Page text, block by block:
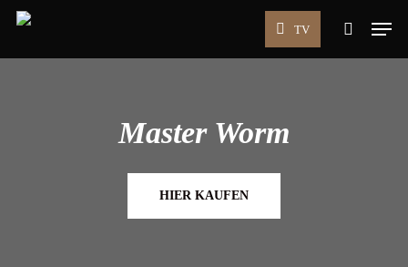
Skip
TV
search
Menu
Master Worm
HIER KAUFEN